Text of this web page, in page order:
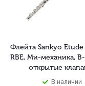
Флейта Sankyo Etude
RBE, Ми-механика,
открытые
В наличии